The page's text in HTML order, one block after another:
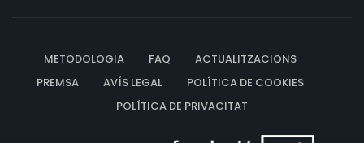
METODOLOGIA FAQ
ACTUALITZACIONS
PREMSA
AVÍS LEGAL
POLÍTICA DE COOKIES
POLÍTICA DE PRIVACITAT